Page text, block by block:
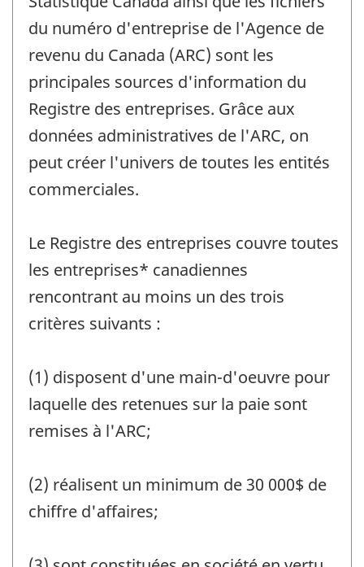
du numéro d'entreprise de l'Agence de
revenu du Canada (ARC) sont les
principales sources d'information du
Registre des entreprises. Grâce aux
données administratives de l'ARC, on
peut créer l'univers de toutes les entités
commerciales.
Le Registre des entreprises couvre toutes
les entreprises* canadiennes
rencontrant au moins un des trois
critères suivants :
(1) disposent d'une main-d'oeuvre pour
laquelle des retenues sur la paie sont
remises à l'ARC;
(2) réalisent un minimum de 30 000$ de
chiffre d'affaires;